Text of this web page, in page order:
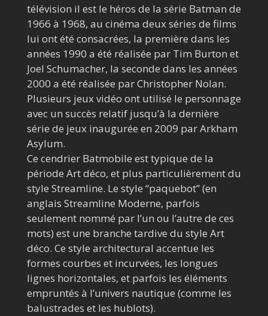
télévision il est le héros de la série Batman de
1966 à 1968, au cinéma deux séries de films
lui ont été consacrées, la première dans les
années 1990 a été réalisée par Tim Burton et
Joel Schumacher, la seconde dans les années
2000 a été réalisée par Christopher Nolan.
Plusieurs jeux vidéo ont utilisé le personnage
avec un succès relatif jusqu’à la dernière
série de jeux inaugurée en 2009 parArkham
Asylum.
Ce cendrier Batmobile est typique de la
période Art déco, et plus particulièrement du
style Streamline. Le style “paquebot” (en
anglais Streamline Moderne, parfois
seulement nommé par l’un ou l’autre de ces
mots) est une branche tardive du style Art
déco. Ce style architectural accentue les
formes courbes et incurvées, les longues
lignes horizontales, et parfois les éléments
empruntés à l’univers nautique (comme les
balustrades et les hublots).